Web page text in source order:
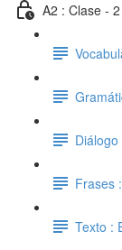
A2 : Clase -
Frases
Texto :